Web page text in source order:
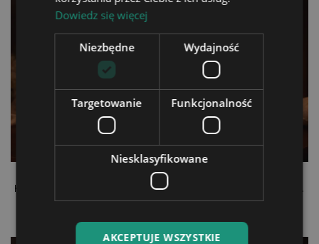
Komunia Święta Pamiątka
Książka
Komunia Święta Pamiątka
ze Zdjęciem
Dowiedz się więcej
Niezbędne Wydajność
Targetowanie Funkcjonalność
Niesklasyfikowane
AKCEPTUJE WSZYSTKIE